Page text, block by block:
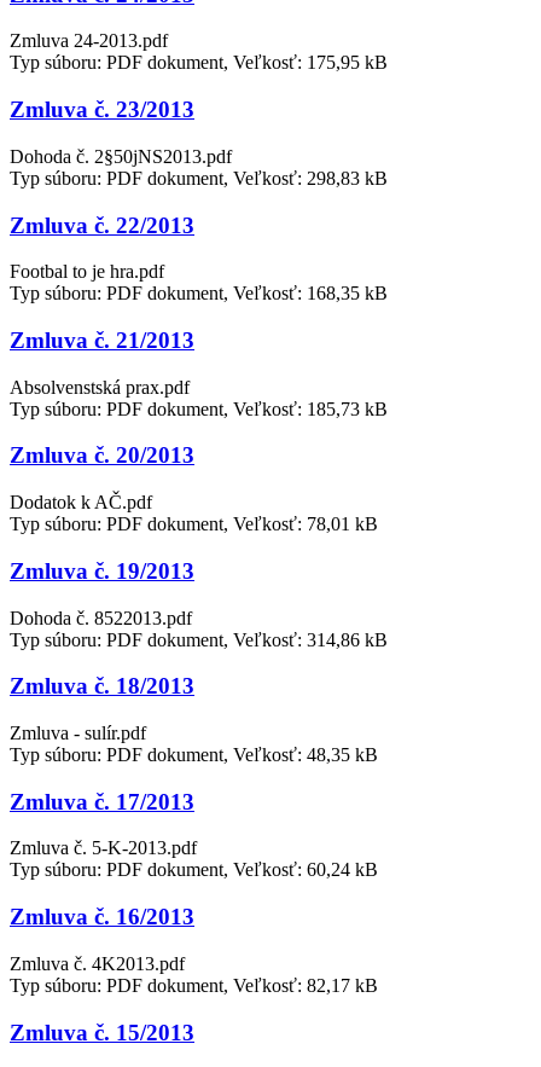
Zmluva 24-2013.pdf
Typ súboru: PDF dokument, Veľkosť: 175,95 kB
Zmluva č. 23/2013
Dohoda č. 2§50jNS2013.pdf
Typ súboru: PDF dokument, Veľkosť: 298,83 kB
Zmluva č. 22/2013
Footbal to je hra.pdf
Typ súboru: PDF dokument, Veľkosť: 168,35 kB
Zmluva č. 21/2013
Absolvenstská prax.pdf
Typ súboru: PDF dokument, Veľkosť: 185,73 kB
Zmluva č. 20/2013
Dodatok k AČ.pdf
Typ súboru: PDF dokument, Veľkosť: 78,01 kB
Zmluva č. 19/2013
Dohoda č. 8522013.pdf
Typ súboru: PDF dokument, Veľkosť: 314,86 kB
Zmluva č. 18/2013
Zmluva - sulír.pdf
Typ súboru: PDF dokument, Veľkosť: 48,35 kB
Zmluva č. 17/2013
Zmluva č. 5-K-2013.pdf
Typ súboru: PDF dokument, Veľkosť: 60,24 kB
Zmluva č. 16/2013
Zmluva č. 4K2013.pdf
Typ súboru: PDF dokument, Veľkosť: 82,17 kB
Zmluva č. 15/2013